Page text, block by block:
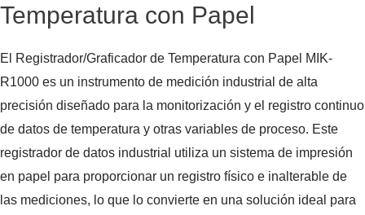
Temperatura con Papel
El Registrador/Graficador de Temperatura con Papel MIK-
R1000 es un instrumento de medición industrial de alta
precisión diseñado para la monitorización y el registro continuo
de datos de temperatura y otras variables de proceso. Este
registrador de datos industrial utiliza un sistema de impresión
en papel para proporcionar un registro físico e inalterable de
las mediciones, lo que lo convierte en una solución ideal para